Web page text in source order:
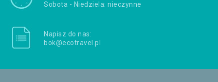
Sobota - Niedziela: nieczynne
Napisz do nas:
bok@ecotravel.pl